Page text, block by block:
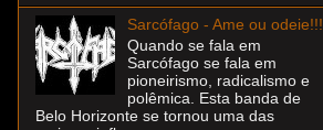
Sarcófago - Ame ou odeie!!!
Quando se fala em
Sarcófago se fala em
pioneirismo, radicalismo e
polêmica. Esta banda de
Belo Horizonte se tornou uma das